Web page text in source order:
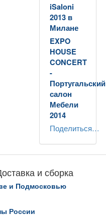
iSaloni
2013 в
Милане
EXPO
HOUSE
CONCERT
-
Португальский
салон
Мебели
2014
Поделиться…
и сборка
и Подмосковью
России